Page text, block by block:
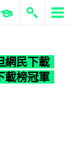
ERP 與商業 AI
網民下載
載榜冠軍